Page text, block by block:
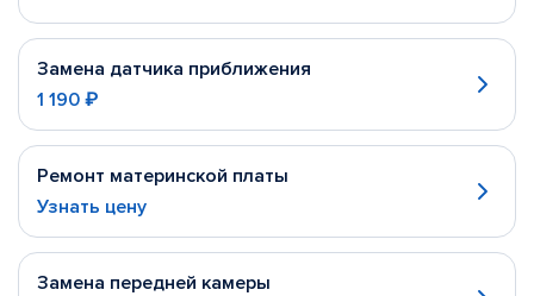
Замена датчика приближения
1 190 ₽
Ремонт материнской платы
Узнать цену
Замена передней камеры